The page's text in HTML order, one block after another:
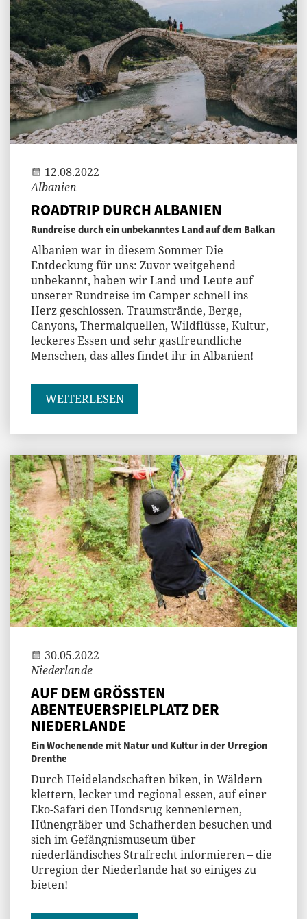
Jenny
12.08.2022
Albanien
ROADTRIP DURCH ALBANIEN
Rundreise durch ein unbekanntes Land auf dem Balkan
Albanien war in diesem Sommer Die
Entdeckung für uns: Zuvor weitgehend
unbekannt, haben wir Land und Leute auf
unserer Rundreise im Camper schnell ins
Herz geschlossen. Traumstrände, Berge,
Canyons, Thermalquellen, Wildflüsse, Kultur,
leckeres Essen und sehr gastfreundliche
Menschen, das alles findet ihr in Albanien!
WEITERLESEN
Jenny
30.05.2022
Niederlande
AUF DEM GRÖSSTEN
ABENTEUERSPIELPLATZ DER
NIEDERLANDE
Ein Wochenende mit Natur und Kultur in der Urregion
Drenthe
Durch Heidelandschaften biken, in Wäldern
klettern, lecker und regional essen, auf einer
Eko-Safari den Hondsrug kennenlernen,
Hünengräber und Schafherden besuchen und
sich im Gefängnismuseum über
niederländisches Strafrecht informieren – die
Urregion der Niederlande hat so einiges zu
bieten!